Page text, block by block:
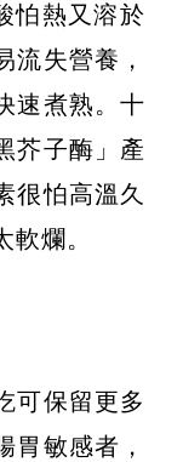
怕熱又溶於
流失營養，
速煮熟。十
芥子酶」產
很怕高溫久
爛。
可保留更多
胃敏感者，